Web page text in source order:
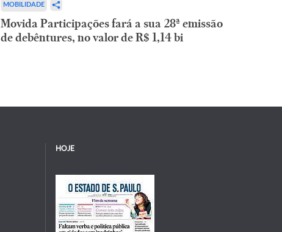
MOBILIDADE
Movida Participações fará a sua 28ª emissão
de debêntures, no valor de R$ 1,14 bi
HOJE